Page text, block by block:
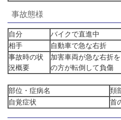
事故態様
自分
バイクで直進中
相手
自動車で急な右折
事故時の状
況概要
加害車両が急な右折
の方が転倒して負傷
部位・症病名
頚
自覚症状
首